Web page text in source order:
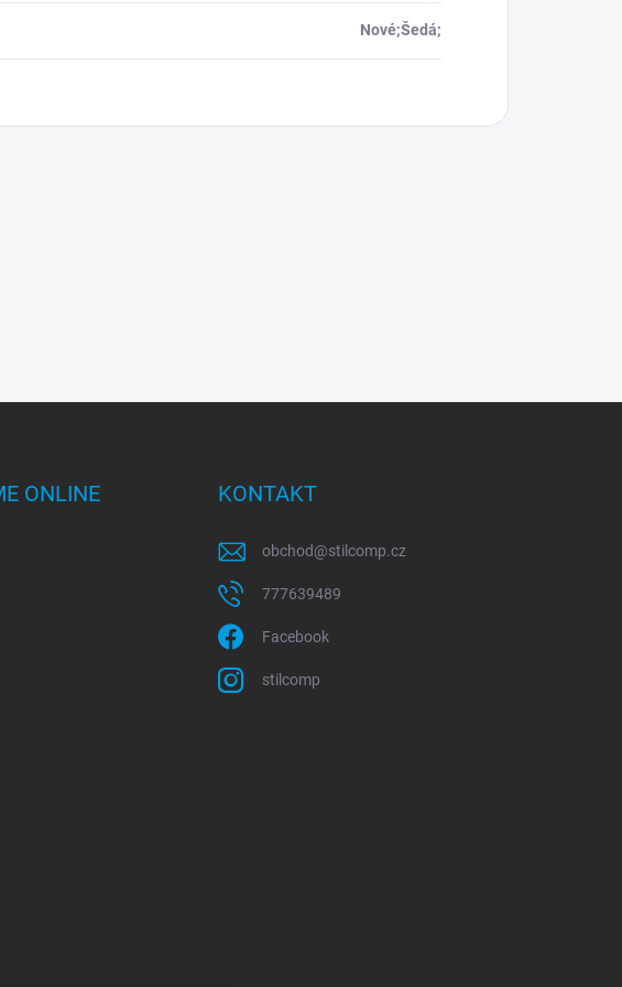
Nové;Šedá;
ONLINE
KONTAKT
obchod@stilcomp.cz
777639489
Facebook
stilcomp